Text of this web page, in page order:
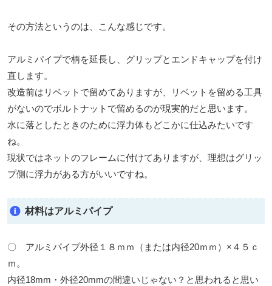
その方法というのは、こんな感じです。
アルミパイプで柄を延長し、グリップとエンドキャップを付け
直します。
改造前はリベットで留めてありますが、リベットを留める工具
がないのでボルトナットで留めるのが現実的だと思います。
水に落としたときのために浮力体もどこかに仕込みたいです
ね。
現状ではネットのフレームに付けてありますが、理想はグリッ
プ側に浮力がある方がいいですね。
材料はアルミパイプ
〇 アルミパイプ外径１８ｍｍ（または内径20ｍｍ）×４５ｃ
ｍ。
内径18mm・外径20mmの間違いじゃない？と思われると思い